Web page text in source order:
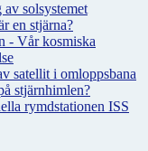
solsystemet
en stjärna?
- Vår kosmiska
satellit i omloppsbana
stjärnhimlen?
rymdstationen ISS